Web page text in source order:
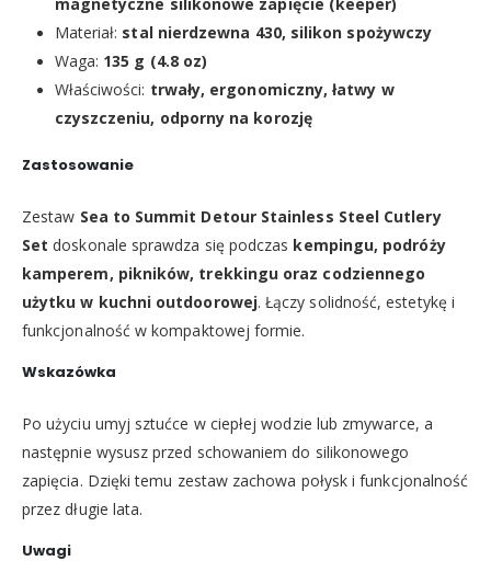
Materiał: stal nierdzewna 430, silikon spożywczy
Waga: 135 g (4.8 oz)
Właściwości: trwały, ergonomiczny, łatwy w
czyszczeniu, odporny na korozję
Zastosowanie
Zestaw Sea to Summit Detour Stainless Steel Cutlery
Set doskonale sprawdza się podczas kempingu, podróży
kamperem, pikników, trekkingu oraz codziennego
użytku w kuchni outdoorowej. Łączy solidność, estetykę i
funkcjonalność w kompaktowej formie.
Wskazówka
Po użyciu umyj sztućce w ciepłej wodzie lub zmywarce, a
następnie wysusz przed schowaniem do silikonowego
zapięcia. Dzięki temu zestaw zachowa połysk i funkcjonalność
przez długie lata.
Uwagi